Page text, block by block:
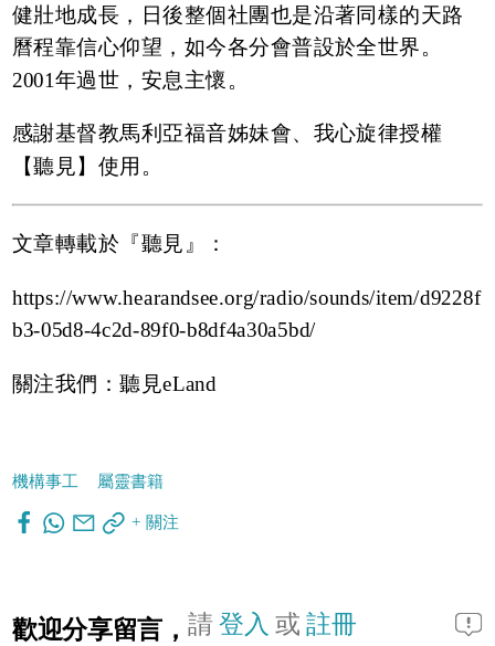
健壯地成長，日後整個社團也是沿著同樣的天路
曆程靠信心仰望，如今各分會普設於全世界。
2001年過世，安息主懷。
感謝基督教馬利亞福音姊妹會、我心旋律授權
【聽見】使用。
文章轉載於『聽見』：
https://www.hearandsee.org/radio/sounds/item/d9228f
b3-05d8-4c2d-89f0-b8df4a30a5bd/
關注我們：聽見eLand
機構事工 屬靈書籍
+ 關注
歡迎分享留言， 請登入 或註冊